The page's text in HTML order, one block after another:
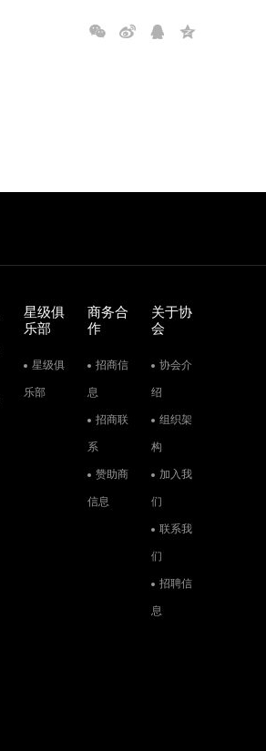
星级俱
乐部
星级俱
乐部
商务合
作
招商信
息
招商联
系
赞助商
信息
关于协
会
协会介
绍
组织架
构
加入我
们
联系我
们
招聘信
息